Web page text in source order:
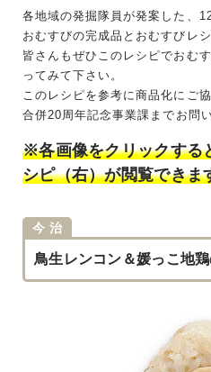
各地域の発掘隊員が発案した、
おむすびの完成品とおむすびレシ
皆さんもぜひこのレシピでおむ
ってみて下さい。
このレシピを参考に商品化にご
合併20周年記念事業課までお問
※各画像をクリックする
シピ（右）が閲覧できま
今 治
鳥生レンコン＆媛っこ地